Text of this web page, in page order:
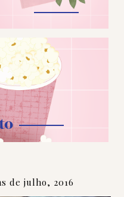
de julho, 2016